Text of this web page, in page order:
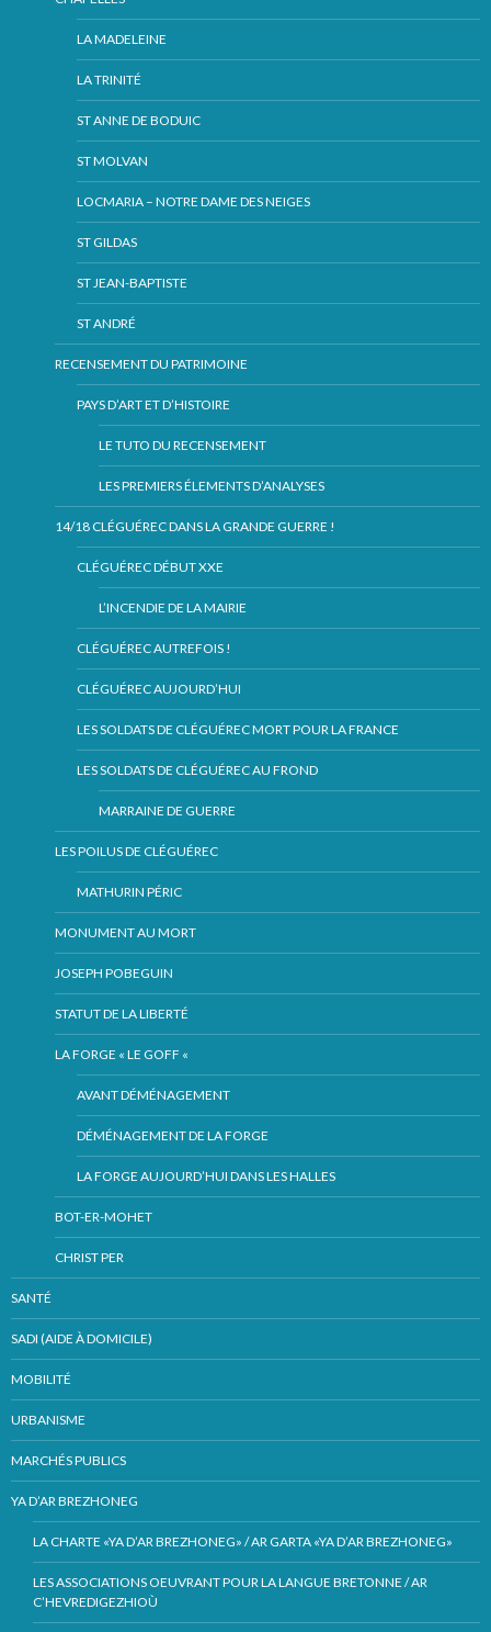
LA MADELEINE
LA TRINITÉ
ST ANNE DE BODUIC
ST MOLVAN
LOCMARIA – NOTRE DAME DES NEIGES
ST GILDAS
ST JEAN-BAPTISTE
ST ANDRÉ
RECENSEMENT DU PATRIMOINE
PAYS D’ART ET D’HISTOIRE
LE TUTO DU RECENSEMENT
LES PREMIERS ÉLEMENTS D’ANALYSES
14/18 CLÉGUÉREC DANS LA GRANDE GUERRE !
CLÉGUÉREC DÉBUT XXE
L’INCENDIE DE LA MAIRIE
CLÉGUÉREC AUTREFOIS !
CLÉGUÉREC AUJOURD’HUI
LES SOLDATS DE CLÉGUÉREC MORT POUR LA FRANCE
LES SOLDATS DE CLÉGUÉREC AU FROND
MARRAINE DE GUERRE
LES POILUS DE CLÉGUÉREC
MATHURIN PÉRIC
MONUMENT AU MORT
JOSEPH POBEGUIN
STATUT DE LA LIBERTÉ
LA FORGE « LE GOFF «
AVANT DÉMÉNAGEMENT
DÉMÉNAGEMENT DE LA FORGE
LA FORGE AUJOURD’HUI DANS LES HALLES
BOT-ER-MOHET
CHRIST PER
SANTÉ
SADI (AIDE À DOMICILE)
MOBILITÉ
URBANISME
MARCHÉS PUBLICS
YA D’AR BREZHONEG
LA CHARTE «YA D’AR BREZHONEG» / AR GARTA «YA D’AR BREZHONEG»
LES ASSOCIATIONS OEUVRANT POUR LA LANGUE BRETONNE / AR
C’HEVREDIGEZHIOÙ